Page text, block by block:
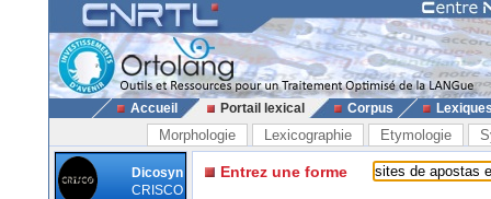
Accueil Portail lexical Corpus
Morphologie Lexicographie Etymologie
Dicosyn
CRISCO
Entrez une forme